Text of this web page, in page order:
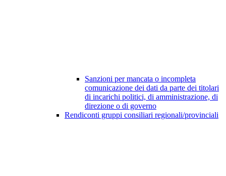
Sanzioni per mancata o incompleta
comunicazione dei dati da parte dei titolari
di incarichi politici, di amministrazione, di
direzione o di governo
Rendiconti gruppi consiliari regionali/provinciali